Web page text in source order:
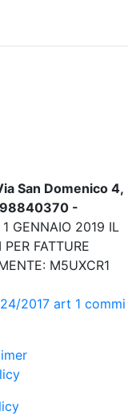
San Domenico 4,
-
1 GENNAIO 2019 IL
FATTURE
M5UXCR1
2017 art 1 commi